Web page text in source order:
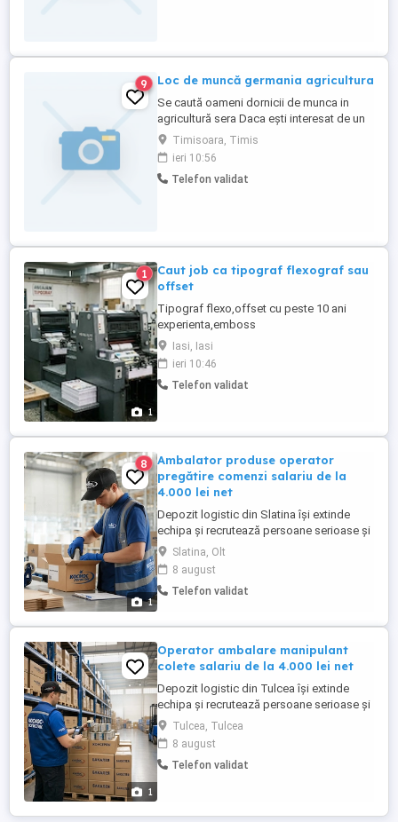
9 Loc de muncă germania agricultura
Se caută oameni dornicii de munca in
agricultură sera Daca ești interesat de un
loc de muncă în industria agriculturii va
putem oferii -Se lucrează de luni până
sâmbătă 8 ore pe zi - Se lucrează la
cules mere cules castraveți - Se oferă
Timisoara, Timis
ieri 10:56
Telefon validat
1
1
Caut job ca tipograf flexograf sau
offset
Tipograf flexo,offset cu peste 10 ani
experienta,emboss
3d,serigrafie,deboss,holograme,cerneala
termosensibila si fluorescenta,etichete
multipagina,hotfoil,coldfoil. Operator
masina de confecționat sacoșe si pungi
Iasi, Iasi
ieri 10:46
Telefon validat
1
8
Ambalator produse operator
pregătire comenzi salariu de la
4.000 lei net
Depozit logistic din Slatina își extinde
echipa și recrutează persoane serioase și
responsabile pentru activitatea de
ambalare și pregătire a comenzilor.
Experiența anterioară nu este obligatorie.
Oferim instruire la locul de muncă și sprijin
Responsabilități: Pregătirea ...
Slatina, Olt
8 august
Telefon validat
1
Operator ambalare manipulant
colete salariu de la 4.000 lei net
Depozit logistic din Tulcea își extinde
echipa și recrutează persoane serioase și
responsabile pentru activitatea de
ambalare și pregătire a comenzilor.
Experiența anterioară nu este obligatorie.
Oferim instruire la locul de muncă și sprijin
Tulcea, Tulcea
8 august
Telefon validat